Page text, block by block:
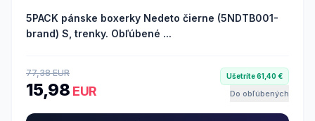
5PACK pánske boxerky Nedeto čierne (5NDTB001-
brand) S, trenky. Obľúbené ...
77,38 EUR
15,98 EUR
Ušetríte 61,40 €
Do obľúbených